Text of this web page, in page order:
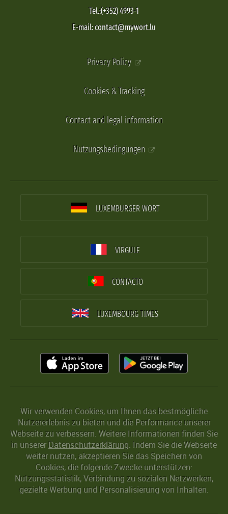
Tel.:(+352) 4993-1
E-mail: contact@mywort.lu
Privacy Policy
Cookies & Tracking
Contact and legal information
Nutzungsbedingungen
LUXEMBURGER WORT
VIRGULE
CONTACTO
LUXEMBOURG TIMES
Wir verwenden Cookies, um Ihnen das bestmögliche
Nutzererlebnis zu bieten und die Performance unserer
Webseite zu verbessern. Weitere Informationen finden Sie
in unserer Datenschutzerklärung. Indem Sie die Webseite
weiter nutzen, akzeptieren Sie das Speichern von
Cookies, die folgende Zwecke unterstützen:
Nutzungsstatistik, Verbindung zu sozialen Netzwerken,
gezielte Werbung und Personalisierung von Inhalten.